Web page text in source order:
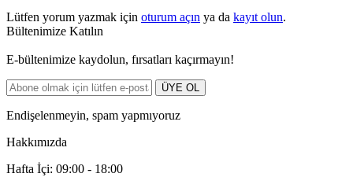
Lütfen yorum yazmak için oturum açın ya da kayıt olun.
Bültenimize Katılın
E-bültenimize kaydolun, fırsatları kaçırmayın!
ÜYE OL
Endişelenmeyin, spam yapmıyoruz
Hakkımızda
Hafta İçi: 09:00 - 18:00